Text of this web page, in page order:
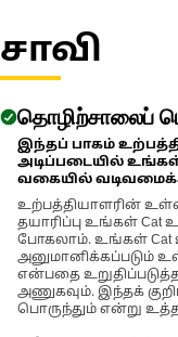
சாவி
தொழிற்சாலைப்
இந்தப் பாகம்
அடிப்படையில்
வகையில்
உற்பத்தியாளரின்
தயாரிப்பு உங்கள்
போகலாம். உங்கள்
அனுமானிக்கப்படும்
என்பதை
அணுகவும். இந்தக்
பொருந்தும் என்று